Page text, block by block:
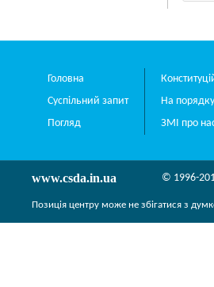
Головна
Суспільний запит
На
Погляд
ЗМІ про
www.csda.in.ua © 1996-
Позиція центру може не збігатися з